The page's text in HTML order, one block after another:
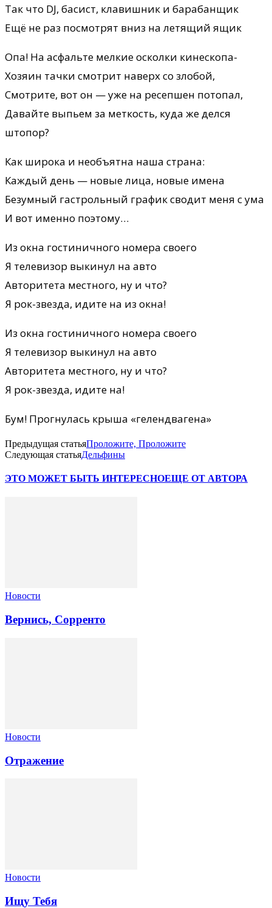
Так что DJ, басист, клавишник и барабанщик
Ещё не раз посмотрят вниз на летящий ящик
Опа! На асфальте мелкие осколки кинескопа-
Хозяин тачки смотрит наверх со злобой,
Смотрите, вот он — уже на ресепшен потопал,
Давайте выпьем за меткость, куда же делся
штопор?
Как широка и необъятна наша страна:
Каждый день — новые лица, новые имена
Безумный гастрольный график сводит меня с ума
И вот именно поэтому…
Из окна гостиничного номера своего
Я телевизор выкинул на авто
Авторитета местного, ну и что?
Я рок-звезда, идите на из окна!
Из окна гостиничного номера своего
Я телевизор выкинул на авто
Авторитета местного, ну и что?
Я рок-звезда, идите на!
Бум! Прогнулась крыша «гелендвагена»
Предыдущая статьяПроложите, Проложите
Следующая статьяДельфины
ЭТО МОЖЕТ БЫТЬ ИНТЕРЕСНОЕЩЕ ОТ АВТОРА
Новости
Вернись, Сорренто
Новости
Отражение
Новости
Ищу Тебя